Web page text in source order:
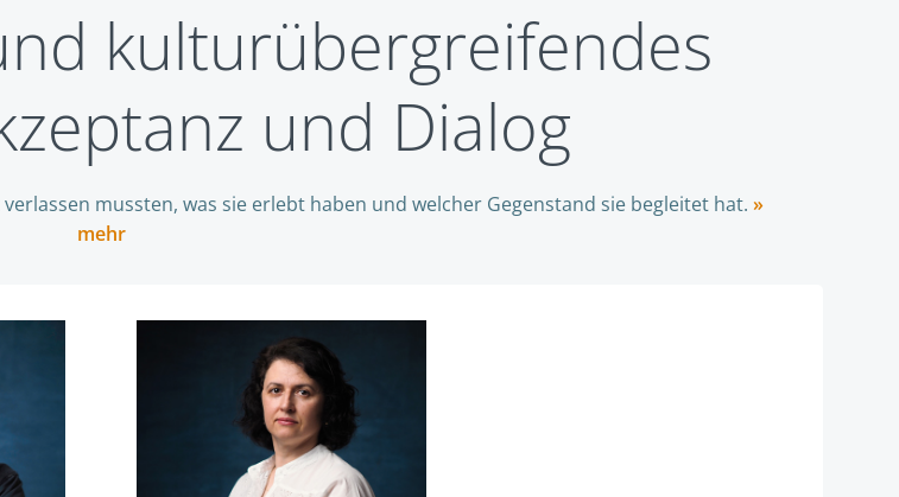
kulturübergreifendes
und Dialog
mussten, was sie erlebt haben und welcher Gegenstand sie begleitet hat. »
mehr